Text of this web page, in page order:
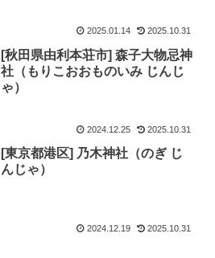
2025.01.14 2025.10.31
[秋田県由利本荘市] 森子大物忌神
社（もりこおおものいみ じんじ
ゃ）
2024.12.25 2025.10.31
[東京都港区] 乃木神社（のぎ じ
んじゃ）
2024.12.19 2025.10.31